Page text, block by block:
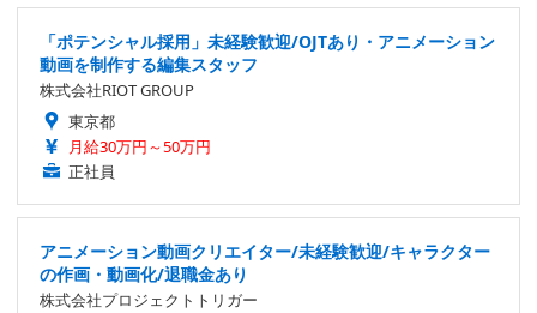
「ポテンシャル採用」未経験歓迎/OJTあり・アニメーション
動画を制作する編集スタッフ
株式会社RIOT GROUP
東京都
月給30万円～50万円
正社員
アニメーション動画クリエイター/未経験歓迎/キャラクター
の作画・動画化/退職金あり
株式会社プロジェクトトリガー